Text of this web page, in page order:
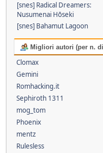
[snes] Radical Dreamers:
Nusumenai Hōseki
[snes] Bahamut Lagoon
Migliori autori (per n.
Clomax
Gemini
Romhacking.it
Sephiroth 1311
mog_tom
Phoenix
mentz
Rulesless